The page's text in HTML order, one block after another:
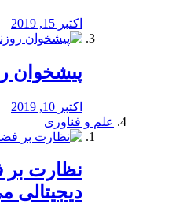
اکتبر 15, 2019
پیشخوان
اکتبر 10, 2019
علم و فناوری
نظارت
دیجیتالی